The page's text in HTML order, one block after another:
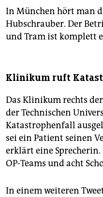
In München hört man
Hubschrauber. Der
und Tram ist komplett
Klinikum ruft
Das Klinikum rechts
der Technischen
Katastrophenfall
sei ein Patient seinen
erklärt eine
OP-Teams und acht
In einem weiteren